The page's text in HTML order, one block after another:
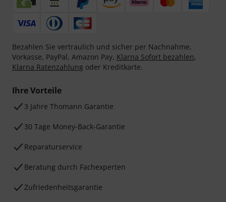
Bezahlen Sie vertraulich und sicher per Nachnahme,
Vorkasse, PayPal, Amazon Pay, Klarna Sofort bezahlen,
Klarna Ratenzahlung oder Kreditkarte.
Ihre Vorteile
3 Jahre Thomann Garantie
30 Tage Money-Back-Garantie
Reparaturservice
Beratung durch Fachexperten
Zufriedenheitsgarantie